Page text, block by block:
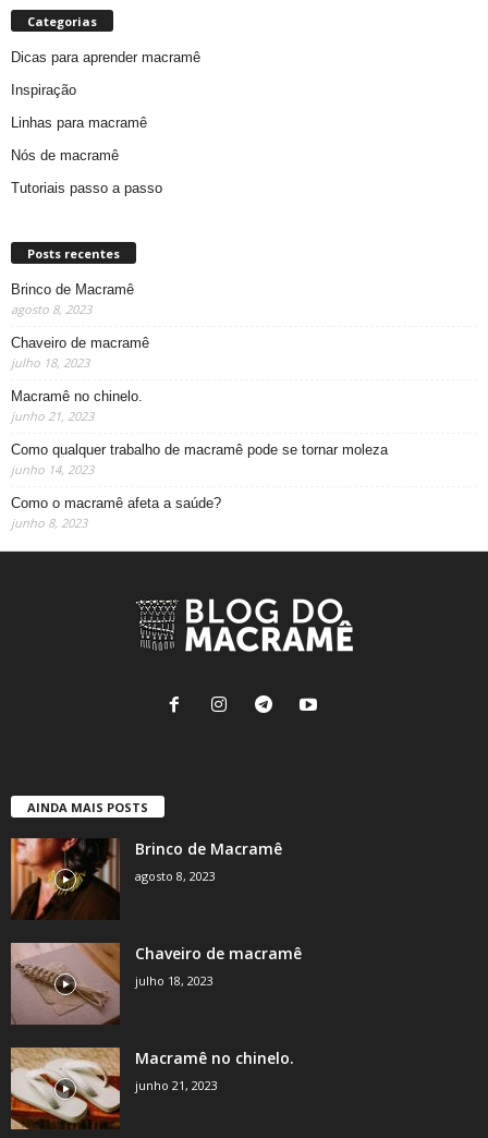
Categorias
Dicas para aprender macramê
Inspiração
Linhas para macramê
Nós de macramê
Tutoriais passo a passo
Posts recentes
Brinco de Macramê
agosto 8, 2023
Chaveiro de macramê
julho 18, 2023
Macramê no chinelo.
junho 21, 2023
Como qualquer trabalho de macramê pode se tornar moleza
junho 14, 2023
Como o macramê afeta a saúde?
junho 8, 2023
AINDA MAIS POSTS
Brinco de Macramê
agosto 8, 2023
Chaveiro de macramê
julho 18, 2023
Macramê no chinelo.
junho 21, 2023